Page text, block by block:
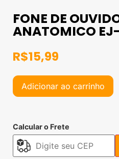
FONE DE
ANATOMICO
R$15,99
Adicionar ao carrinho
Calcular o Frete